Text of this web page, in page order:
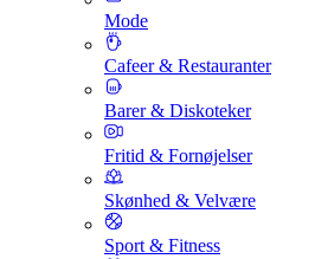
Mode
Cafeer & Restauranter
Barer & Diskoteker
Fritid & Fornøjelser
Skønhed & Velvære
Sport & Fitness